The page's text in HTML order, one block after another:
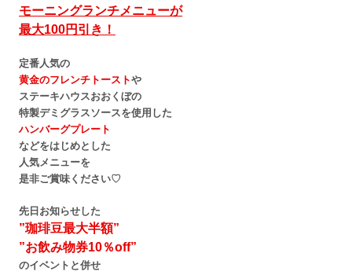
モーニングランチメニューが
最大100円引き！
定番人気の
黄金のフレンチトーストや
ステーキハウスおおくぼの
特製デミグラスソースを使用した
ハンバーグプレート
などをはじめとした
人気メニューを
是非ご賞味ください♡
先日お知らせした
”珈琲豆最大半額”
”お飲み物券10％off”
のイベントと併せ